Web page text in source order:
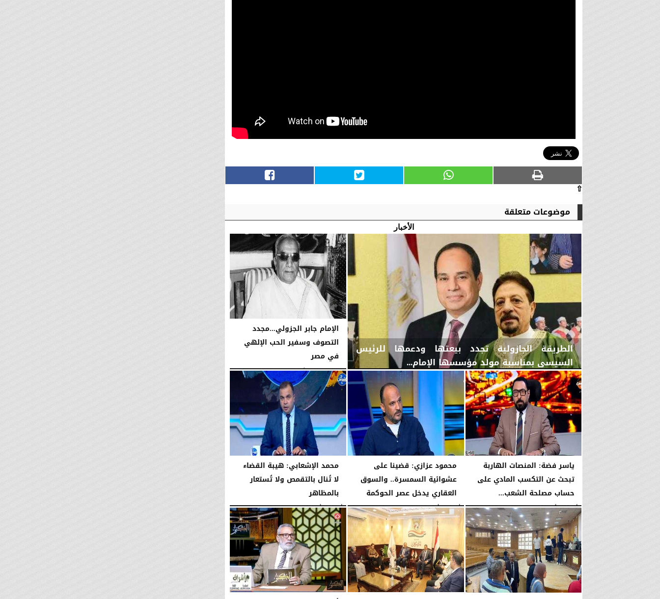
⇧
موضوعات متعلقة
الأخبار
الطريقة الجازولية تجدد بيعتها ودعمها للرئيس
السيسي بمناسبة مولد مؤسسها الإمام...
اليومالخميس، 6 أغسطس 2026 02:46 مـ
الإمام جابر الجزولي...مجدد
التصوف وسفير الحب الإلهي
في مصر
اليومالخميس، 6 أغسطس 2026 01:45 مـ
ياسر فضة: المنصات الهاربة
تبحث عن التكسب المادي على
حساب مصلحة الشعب...
الأربعاء، 5 أغسطس 2026 08:42 مـ
محمود عزازي: قضينا على
عشوائية السمسرة.. والسوق
العقاري يدخل عصر الحوكمة
الأربعاء، 5 أغسطس 2026 08:19 مـ
محمد الإشعابي: هيبة القضاء
لا تُنال بالتقمص ولا تُستعار
بالمظاهر
الأربعاء، 5 أغسطس 2026 08:17 مـ